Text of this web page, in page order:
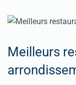
Meilleurs